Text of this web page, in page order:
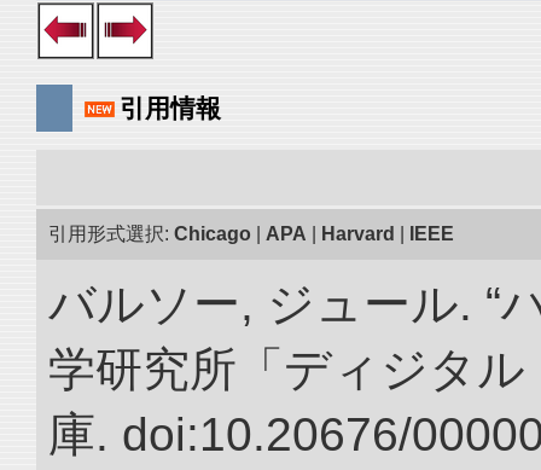
引用情報
引用形式選択: Chicago APA Harvard IEEE
バルソー, ジュール. “
学研究所「ディジタ
庫. doi:10.20676/